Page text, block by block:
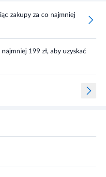
zakupy za co najmniej
199 zł, aby uzyskać